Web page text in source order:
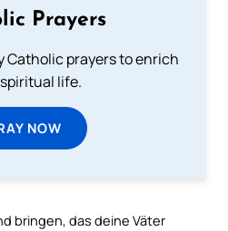
Prayers
Catholic prayers to enrich
life.
NOW
bringen, das deine Väter